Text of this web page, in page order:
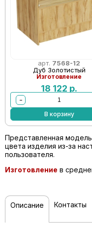
арт. 7568-12
Дуб Золотистый
Изготовление
18 122 р.
−
В корзину
Представленная
цвета изделия из-за
пользователя.
Изготовление в
Описание Контакты